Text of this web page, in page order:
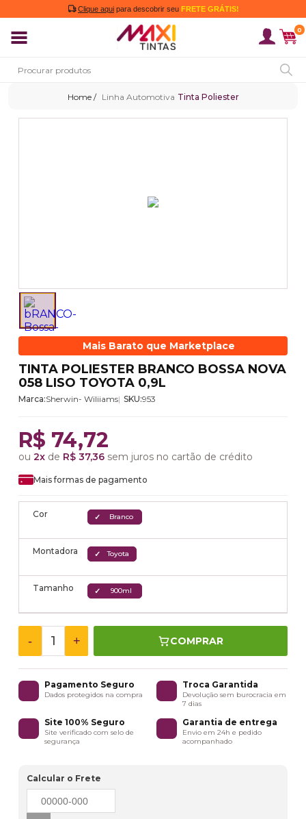
Clique aqui para descobrir seu FRETE GRÁTIS!
0
Linha Automotiva Tinta Poliester
Mais Barato que Marketplace
TINTA POLIESTER BRANCO BOSSA NOVA
058 LISO TOYOTA 0,9L
Marca:Sherwin- Wiliiams SKU:953
R$ 74,72
ou 2x de R$ 37,36 sem juros no cartão de crédito
Mais formas de pagamento
Cor Branco
Montadora Toyota
Tamanho 900ml
- + COMPRAR
Pagamento Seguro
Dados protegidos na compra
Troca Garantida
Devolução sem burocracia em
7 dias
Site 100% Seguro
Site verificado com selo de
segurança
Garantia de entrega
Envio em 24h e pedido
acompanhado
Calcular o Frete